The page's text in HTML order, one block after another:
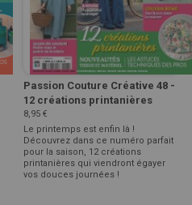
Passion Couture Créative 48 -
12 créations printanières
8,95 €
Le printemps est enfin là !
Découvrez dans ce numéro parfait
pour la saison, 12 créations
printanières qui viendront égayer
vos douces journées !